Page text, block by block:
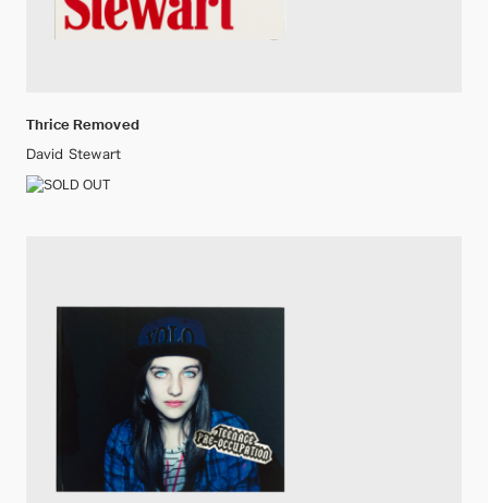
Thrice Removed
David Stewart